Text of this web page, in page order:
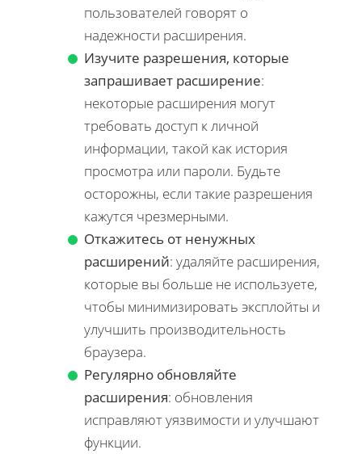
пользователей говорят о
надежности расширения.
Изучите разрешения, которые
запрашивает расширение:
некоторые расширения могут
требовать доступ к личной
информации, такой как история
просмотра или пароли. Будьте
осторожны, если такие разрешения
кажутся чрезмерными.
Откажитесь от ненужных
расширений: удаляйте расширения,
которые вы больше не используете,
чтобы минимизировать эксплойты и
улучшить производительность
браузера.
Регулярно обновляйте
расширения: обновления
исправляют уязвимости и улучшают
функции.